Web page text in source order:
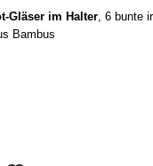
Gläser im Halter , 6 bunte
Bambus